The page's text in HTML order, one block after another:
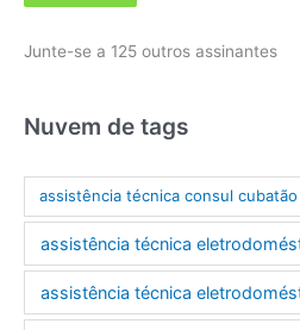
e
o
e
a
Junte-se a 125 outros assinantes
Nuvem de tags
assistência técnica consul cubatão
assistência técnica
assistência técnica